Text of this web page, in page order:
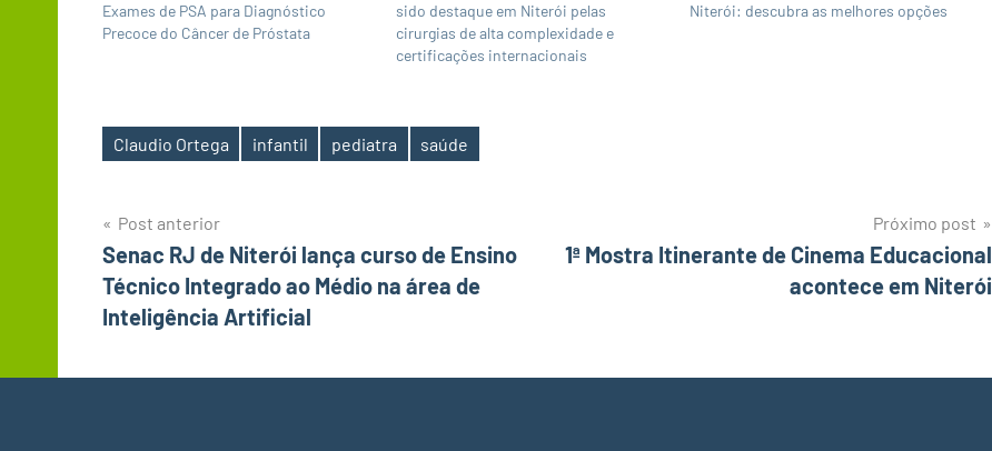
Exames de PSA para Diagnóstico
Precoce do Câncer de Próstata
sido destaque em Niterói pelas
cirurgias de alta complexidade e
certificações internacionais
Niterói: descubra as melhores opções
Tags
Claudio Ortega infantil pediatra saúde
Navegação
de
Post
Post anterior
Senac RJ de Niterói lança curso de Ensino
Técnico Integrado ao Médio na área de
Inteligência Artificial
Próximo post
1ª Mostra Itinerante de Cinema Educacional
acontece em Niterói